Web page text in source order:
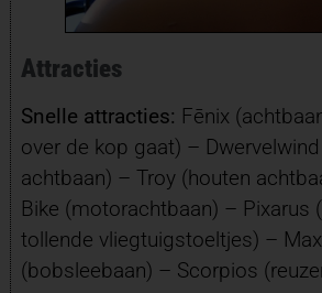
Attracties
Snelle attracties: Fēnix
over de kop gaat) –
achtbaan) – Troy (houten
Bike (motorachtbaan) – Pixarus
tollende vliegtuigstoeltjes) –
(bobsleebaan) – Scorpios